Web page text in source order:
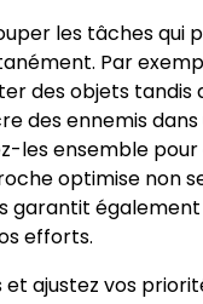
les tâches qui
Par
des objets tandis
des ennemis dans
les ensemble
optimise non
garantit
efforts.
et ajustez vos